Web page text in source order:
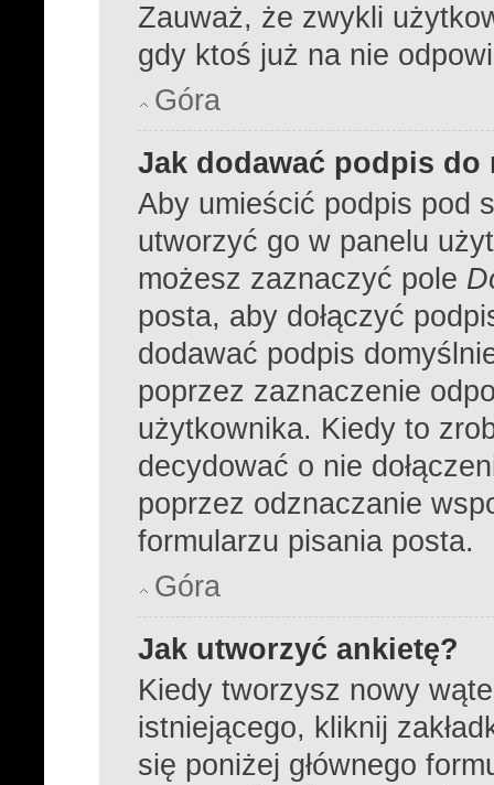
Zauważ, że zwykli
gdy ktoś już na nie
Góra
Jak dodawać podpis
Aby umieścić podpis pod
utworzyć go w panelu
możesz zaznaczyć pole
posta, aby dołączyć
dodawać podpis
poprzez zaznaczenie
użytkownika. Kiedy to
decydować o nie
poprzez odznaczanie
formularzu pisania posta.
Góra
Jak utworzyć ankietę?
Kiedy tworzysz nowy
istniejącego, kliknij
się poniżej głównego